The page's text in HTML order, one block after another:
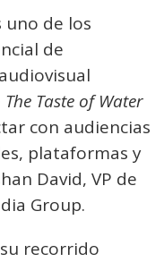
uno de los
de
The Taste of Water
con audiencias
plataformas y
David, VP de
Group.
recorrido